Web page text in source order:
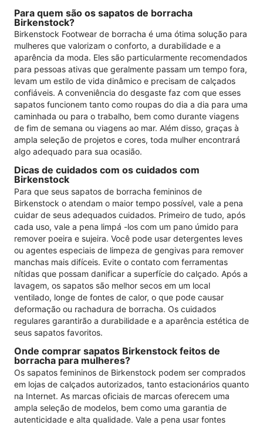
Para quem são os sapatos de borracha
Birkenstock?
Birkenstock Footwear de borracha é uma ótima solução para
mulheres que valorizam o conforto, a durabilidade e a
aparência da moda. Eles são particularmente recomendados
para pessoas ativas que geralmente passam um tempo fora,
levam um estilo de vida dinâmico e precisam de calçados
confiáveis. A conveniência do desgaste faz com que esses
sapatos funcionem tanto como roupas do dia a dia para uma
caminhada ou para o trabalho, bem como durante viagens
de fim de semana ou viagens ao mar. Além disso, graças à
ampla seleção de projetos e cores, toda mulher encontrará
algo adequado para sua ocasião.
Dicas de cuidados com os cuidados com
Birkenstock
Para que seus sapatos de borracha femininos de
Birkenstock o atendam o maior tempo possível, vale a pena
cuidar de seus adequados cuidados. Primeiro de tudo, após
cada uso, vale a pena limpá -los com um pano úmido para
remover poeira e sujeira. Você pode usar detergentes leves
ou agentes especiais de limpeza de gengivas para remover
manchas mais difíceis. Evite o contato com ferramentas
nítidas que possam danificar a superfície do calçado. Após a
lavagem, os sapatos são melhor secos em um local
ventilado, longe de fontes de calor, o que pode causar
deformação ou rachadura de borracha. Os cuidados
regulares garantirão a durabilidade e a aparência estética de
seus sapatos favoritos.
Onde comprar sapatos Birkenstock feitos de
borracha para mulheres?
Os sapatos femininos de Birkenstock podem ser comprados
em lojas de calçados autorizados, tanto estacionários quanto
na Internet. As marcas oficiais de marcas oferecem uma
ampla seleção de modelos, bem como uma garantia de
autenticidade e alta qualidade. Vale a pena usar fontes